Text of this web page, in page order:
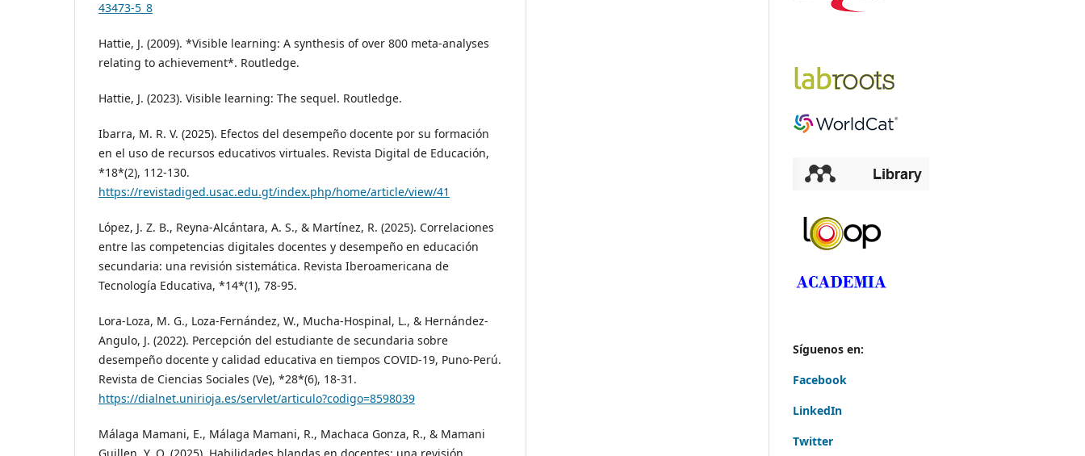
43473-5_8
Hattie, J. (2009). *Visible learning: A synthesis of over 800 meta-analyses
relating to achievement*. Routledge.
Hattie, J. (2023). Visible learning: The sequel. Routledge.
Ibarra, M. R. V. (2025). Efectos del desempeño docente por su formación
en el uso de recursos educativos virtuales. Revista Digital de Educación,
*18*(2), 112-130.
https://revistadiged.usac.edu.gt/index.php/home/article/view/41
López, J. Z. B., Reyna-Alcántara, A. S., & Martínez, R. (2025). Correlaciones
entre las competencias digitales docentes y desempeño en educación
secundaria: una revisión sistemática. Revista Iberoamericana de
Tecnología Educativa, *14*(1), 78-95.
Lora-Loza, M. G., Loza-Fernández, W., Mucha-Hospinal, L., & Hernández-
Angulo, J. (2022). Percepción del estudiante de secundaria sobre
desempeño docente y calidad educativa en tiempos COVID-19, Puno-Perú.
Revista de Ciencias Sociales (Ve), *28*(6), 18-31.
https://dialnet.unirioja.es/servlet/articulo?codigo=8598039
Málaga Mamani, E., Málaga Mamani, R., Machaca Gonza, R., & Mamani
Síguenos en:
Facebook
LinkedIn
Twitter